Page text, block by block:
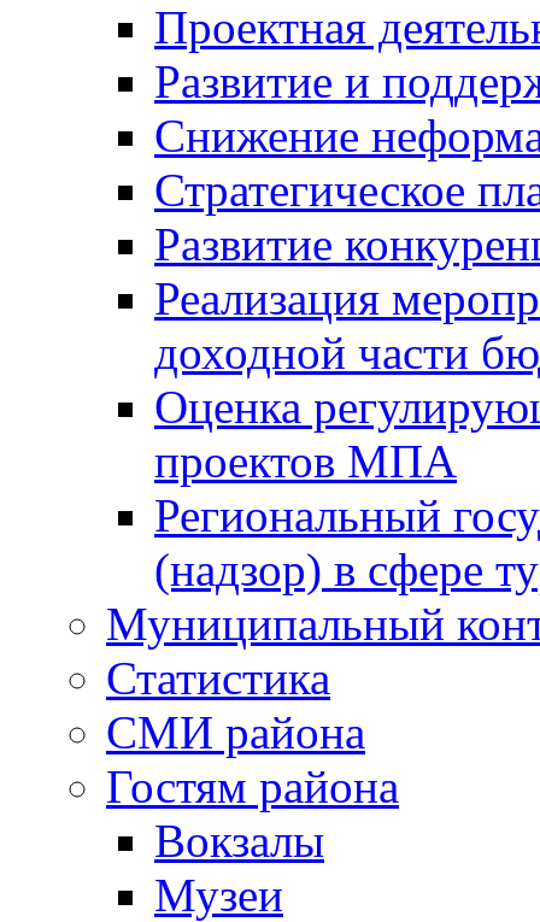
Проектная
Развитие и
Снижение
Стратегическое
Развитие
Реализация
доходной части
Оценка
проектов МПА
Региональный
(надзор) в сфере
Муниципальный
Статистика
СМИ района
Гостям района
Вокзалы
Музеи